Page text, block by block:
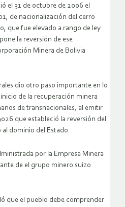
el 31 de octubre de 2006 el
de nacionalización del cerro
que fue elevado a rango de ley
la reversión de ese
Minera de Bolivia
dio otro paso importante en lo
de la recuperación minera
de transnacionales, al emitir
que estableció la reversión del
dominio del Estado.
por la Empresa Minera
de el grupo minero suizo
que el pueblo debe comprender